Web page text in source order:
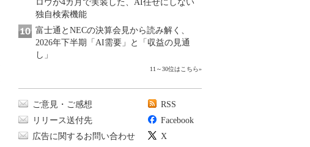
ロウが4カ月で実装した、AI任せにしない
独自検索機能
富士通とNECの決算会見から読み解く、
2026年下半期「AI需要」と「収益の見通
し」
11～30位はこちら»
ご意見・ご感想
リリース送付先
広告に関するお問い合わせ
RSS
Facebook
X